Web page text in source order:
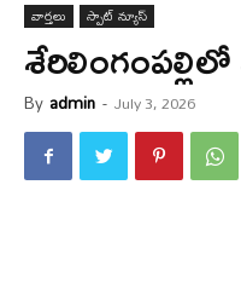
వార్త‌లు స్పాట్ న్యూస్
By admin - July 3, 2026